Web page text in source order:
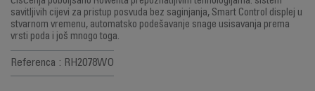
savitljivih cijevi za pristup posvuda bez saginjanja, Smart Control displej u
stvarnom vremenu, automatsko podešavanje snage usisavanja prema
vrsti poda i još mnogo toga.
Referenca : RH2078WO